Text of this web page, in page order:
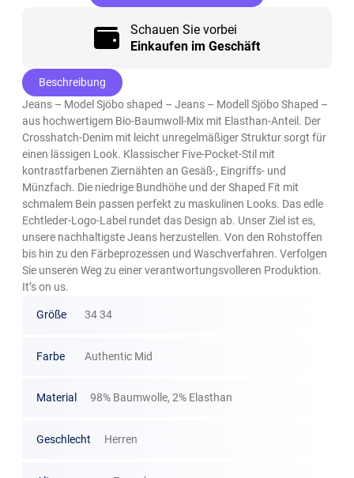
Schauen Sie vorbei
Einkaufen im Geschäft
Beschreibung
Jeans – Model Sjöbo shaped – Jeans – Modell Sjöbo Shaped –
aus hochwertigem Bio-Baumwoll-Mix mit Elasthan-Anteil. Der
Crosshatch-Denim mit leicht unregelmäßiger Struktur sorgt für
einen lässigen Look. Klassischer Five-Pocket-Stil mit
kontrastfarbenen Ziernähten an Gesäß-, Eingriffs- und
Münzfach. Die niedrige Bundhöhe und der Shaped Fit mit
schmalem Bein passen perfekt zu maskulinen Looks. Das edle
Echtleder-Logo-Label rundet das Design ab. Unser Ziel ist es,
unsere nachhaltigste Jeans herzustellen. Von den Rohstoffen
bis hin zu den Färbeprozessen und Waschverfahren. Verfolgen
Sie unseren Weg zu einer verantwortungsvolleren Produktion.
It’s on us.
Größe 34 34
Farbe Authentic Mid
Material 98% Baumwolle, 2% Elasthan
Geschlecht Herren